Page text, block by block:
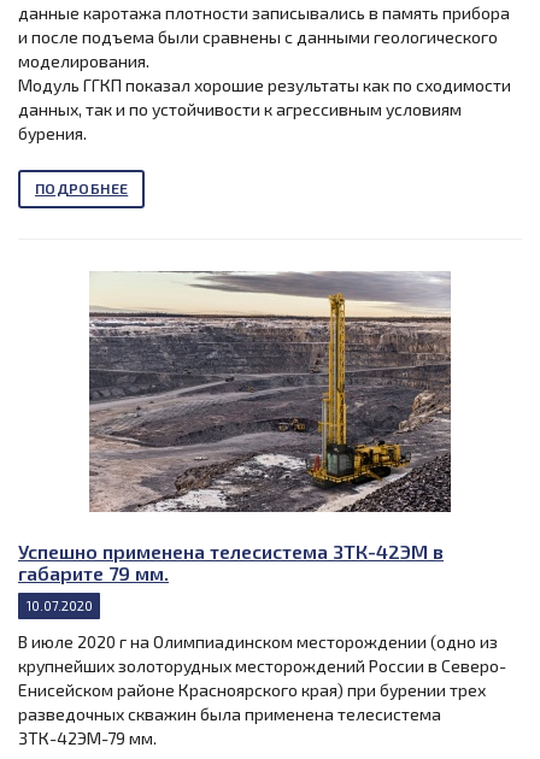
данные каротажа плотности записывались в память прибора
и после подъема были сравнены с данными геологического
моделирования.
Модуль ГГКП показал хорошие результаты как по сходимости
данных, так и по устойчивости к агрессивным условиям
бурения.
ПОДРОБНЕЕ
Успешно применена телесистема ЗТК-42ЭМ в
габарите 79 мм.
10.07.2020
В июле 2020 г на Олимпиадинском месторождении (одно из
крупнейших золоторудных месторождений России в Северо-
Енисейском районе Красноярского края) при бурении трех
разведочных скважин была применена телесистема
ЗТК-42ЭМ-79 мм.